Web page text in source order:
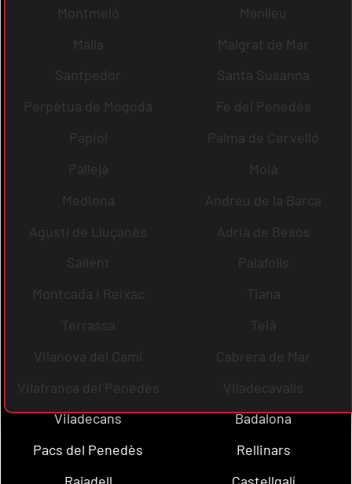
Montmeló
Manlleu
Malla
Malgrat de Mar
Santpedor
Santa Susanna
Perpètua de Mogoda
Fe del Penedès
Papiol
Palma de Cervelló
Pallejà
Moià
Mediona
Andreu de la Barca
Agustí de Lluçanès
Adrià de Besòs
Sallent
Palafolls
Montcada i Reixac
Tiana
Terrassa
Teià
Vilanova del Camí
Cabrera de Mar
Vilafranca del Penedès
Viladecavalls
Viladecans
Badalona
Pacs del Penedès
Rellinars